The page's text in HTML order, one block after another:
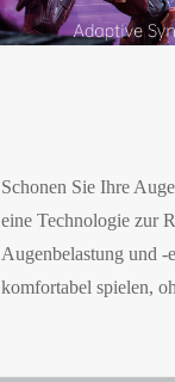
Schonen Sie Ihre
eine Technologie zur
Augenbelastung und
komfortabel spielen,